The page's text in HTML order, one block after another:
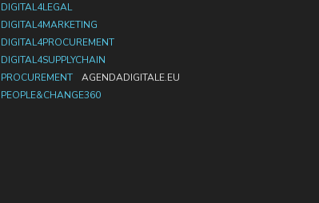
DIGITAL4LEGAL
DIGITAL4MARKETING
DIGITAL4PROCUREMENT
DIGITAL4SUPPLYCHAIN
PROCUREMENT
AGENDADIGITALE.EU
PEOPLE&CHANGE360